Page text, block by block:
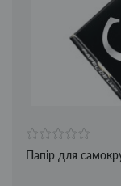
Папір для